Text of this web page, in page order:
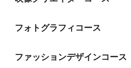
フォトグラフィコース
ファッションデザインコース